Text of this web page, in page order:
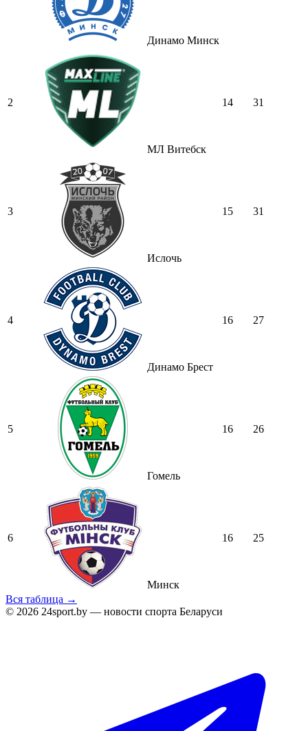
Динамо Минск
2
МЛ Витебск
14 31
3
Ислочь
15 31
4
Динамо Брест
16 27
5
Гомель
16 26
6
Минск
16 25
Вся таблица →
© 2026 24sport.by — новости спорта Беларуси